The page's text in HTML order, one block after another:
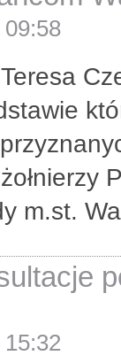
09:58
m.st.